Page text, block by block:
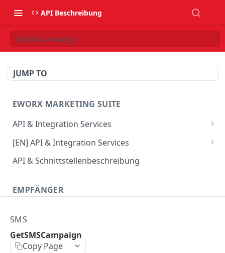
API Beschreibung
GetSMSCampaign
JUMP TO
EWORX MARKETING SUITE
API & Integration Services
Verwendung des JSON Webservice
Verwendung des SOAP Webservice
CRM Connector
[EN] API & Integration Services
[EN] Using the JSON web service
[EN] API Update-Info
API & Schnittstellenbeschreibung
EMPFÄNGER
DeleteProfile
SMS
GetSMSCampaign
Copy Page